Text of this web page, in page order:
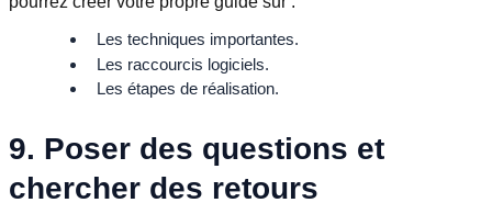
Les techniques importantes.
Les raccourcis logiciels.
Les étapes de réalisation.
9. Poser des questions et
chercher des retours